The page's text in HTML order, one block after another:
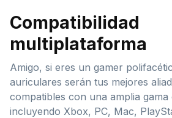
Compatibilidad
multiplataforma
Amigo, si eres un gamer
auriculares serán tus mejores
compatibles con una amplia
incluyendo Xbox, PC, Mac,